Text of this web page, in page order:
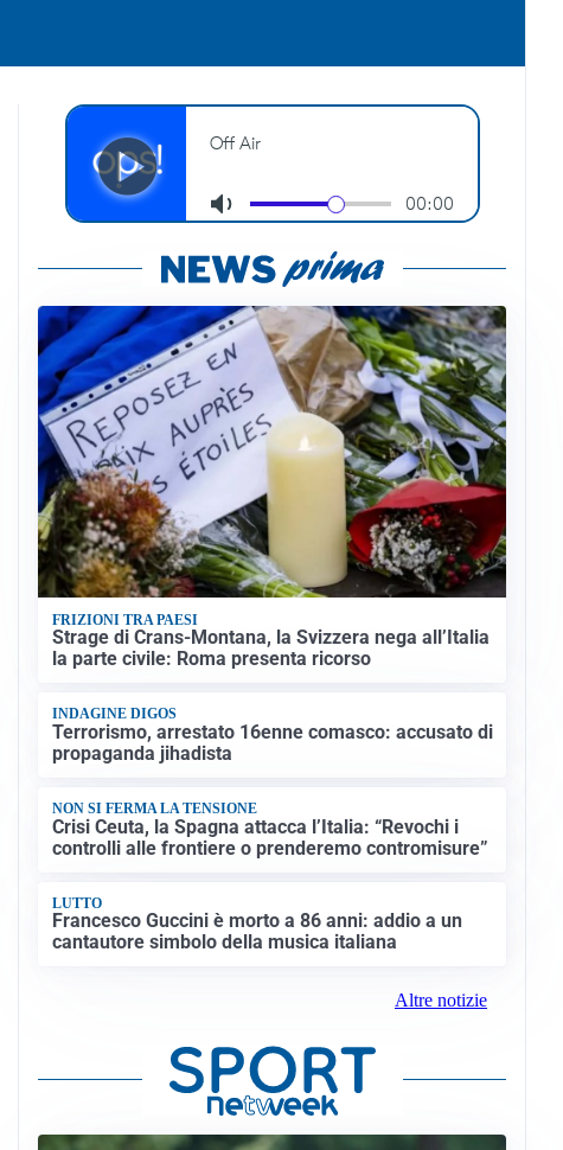
FRIZIONI TRA PAESI
Strage di Crans-Montana, la Svizzera nega all’Italia
la parte civile: Roma presenta ricorso
INDAGINE DIGOS
Terrorismo, arrestato 16enne comasco: accusato di
propaganda jihadista
NON SI FERMA LA TENSIONE
Crisi Ceuta, la Spagna attacca l’Italia: “Revochi i
controlli alle frontiere o prenderemo contromisure”
LUTTO
Francesco Guccini è morto a 86 anni: addio a un
cantautore simbolo della musica italiana
Altre notizie